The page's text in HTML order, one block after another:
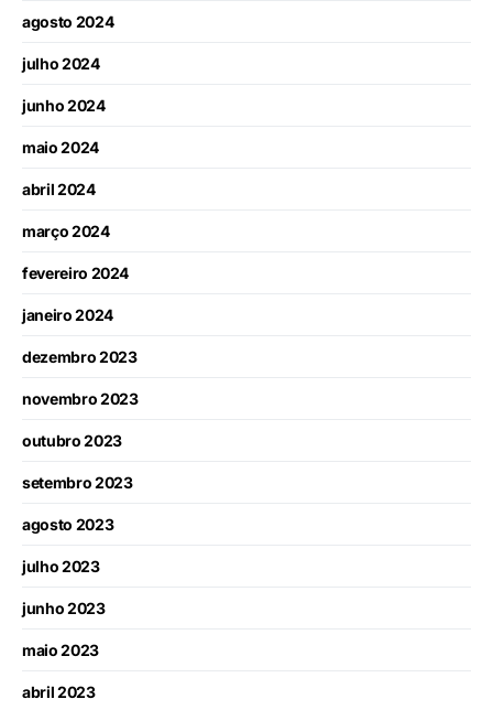
agosto 2024
julho 2024
junho 2024
maio 2024
abril 2024
março 2024
fevereiro 2024
janeiro 2024
dezembro 2023
novembro 2023
outubro 2023
setembro 2023
agosto 2023
julho 2023
junho 2023
maio 2023
abril 2023